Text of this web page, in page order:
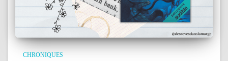
CHRONIQUES